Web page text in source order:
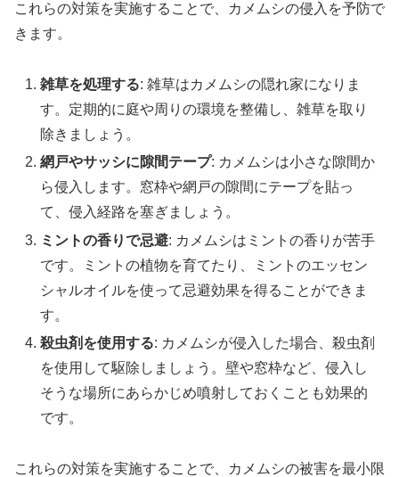
これらの対策を実施することで、カメムシの侵入を予防で
きます。
雑草を処理する: 雑草はカメムシの隠れ家になりま
す。定期的に庭や周りの環境を整備し、雑草を取り
除きましょう。
網戸やサッシに隙間テープ: カメムシは小さな隙間か
ら侵入します。窓枠や網戸の隙間にテープを貼っ
て、侵入経路を塞ぎましょう。
ミントの香りで忌避: カメムシはミントの香りが苦手
です。ミントの植物を育てたり、ミントのエッセン
シャルオイルを使って忌避効果を得ることができま
す。
殺虫剤を使用する: カメムシが侵入した場合、殺虫剤
を使用して駆除しましょう。壁や窓枠など、侵入し
そうな場所にあらかじめ噴射しておくことも効果的
です。
これらの対策を実施することで、カメムシの被害を最小限